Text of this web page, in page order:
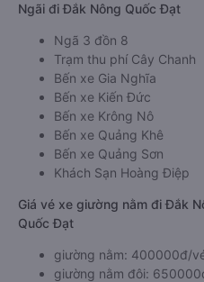
Ngãi đi Đắk Nông Quốc Đạt
Ngã 3 đồn 8
Trạm thu phí Cây Chanh
Bến xe Gia Nghĩa
Bến xe Kiến Đức
Bến xe Krông Nô
Bến xe Quảng Khê
Bến xe Quảng Sơn
Khách Sạn Hoàng Điệp
Giá vé xe giường nằm đi Đắk
Quốc Đạt
giường nằm: 400000đ/
giường nằm đôi: